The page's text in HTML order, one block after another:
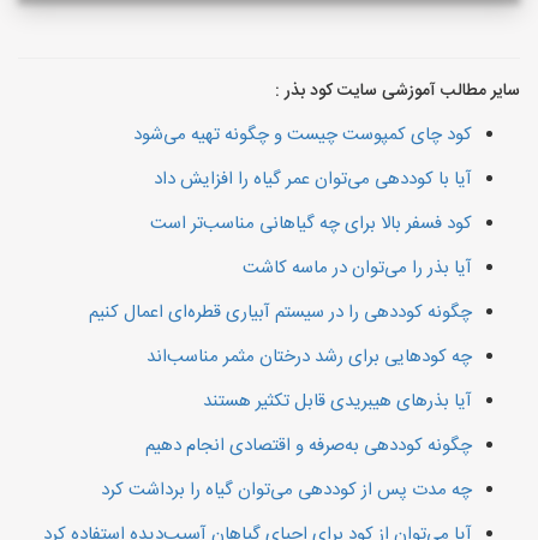
سایر مطالب آموزشی سایت کود بذر :
کود چای کمپوست چیست و چگونه تهیه می‌شود
آیا با کوددهی می‌توان عمر گیاه را افزایش داد
کود فسفر بالا برای چه گیاهانی مناسب‌تر است
آیا بذر را می‌توان در ماسه کاشت
چگونه کوددهی را در سیستم آبیاری قطره‌ای اعمال کنیم
چه کودهایی برای رشد درختان مثمر مناسب‌اند
آیا بذرهای هیبریدی قابل تکثیر هستند
چگونه کوددهی به‌صرفه و اقتصادی انجام دهیم
چه مدت پس از کوددهی می‌توان گیاه را برداشت کرد